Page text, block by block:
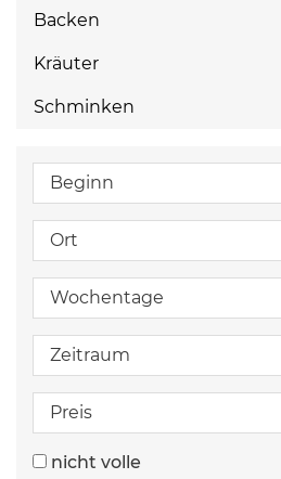
Backen
Kräuter
Schminken
Beginn
Ort
Wochentage
Zeitraum
Preis
nicht volle